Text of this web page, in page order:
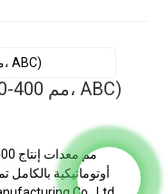
خط بثق الأنابيب HDPE (110-400 مم، ABC)
أوتوماتيكية